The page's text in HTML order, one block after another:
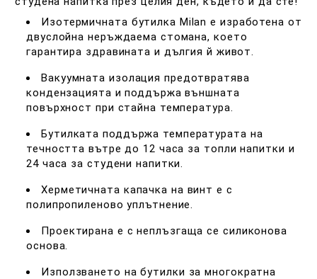
Изотермичната бутилка Milan е изработена от
двуслойна неръждаема стомана, което
гарантира здравината и дългия й живот.
Вакуумната изолация предотвратява
кондензацията и поддържа външната
повърхност при стайна температура.
Бутилката поддържа температурата на
течността вътре до 12 часа за топли напитки и
24 часа за студени напитки.
Херметичната капачка на винт е с
полипропиленово уплътнение.
Проектирана е с неплъзгаща се силиконова
основа.
Използването на бутилки за многократна